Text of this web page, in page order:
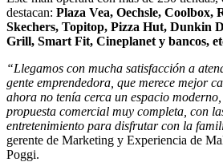
destacan: Plaza Vea, Oechsle, Coolbox,
Skechers, Topitop, Pizza Hut, Dunkin
Grill, Smart Fit, Cineplanet y bancos,
“Llegamos con mucha satisfacción a
gente emprendedora, que merece mejor
ahora no tenía cerca un espacio
propuesta comercial muy completa, con
entretenimiento para disfrutar con la
gerente de Marketing y Experiencia de
Poggi.